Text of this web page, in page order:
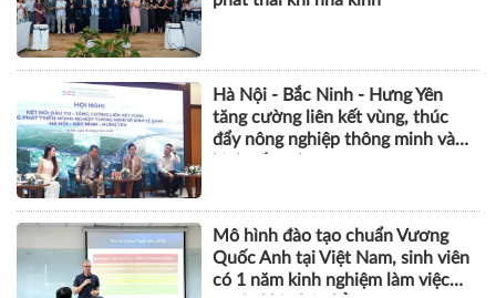
môi trường số
Khởi động dự án SMS-MP, góp
phần bảo vệ tầng ozone và giảm
phát thải khí nhà kính
Hà Nội - Bắc Ninh - Hưng Yên
tăng cường liên kết vùng, thúc
đẩy nông nghiệp thông minh và